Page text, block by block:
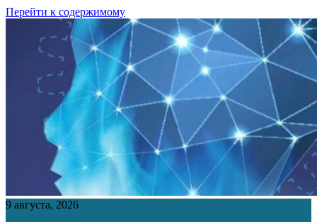
Перейти к содержимому
9 августа, 2026